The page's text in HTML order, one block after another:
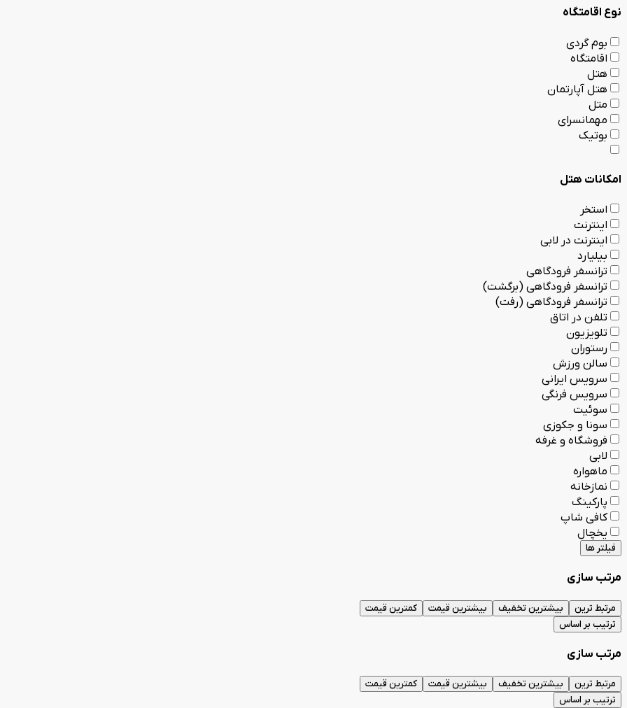
نوع اقامتگاه
بوم گردی
اقامتگاه
هتل
هتل آپارتمان
متل
مهمانسرای
بوتیک
امکانات هتل
استخر
اینترنت
اینترنت در لابی
بیلیارد
ترانسفر فرودگاهی
ترانسفر فرودگاهی (برگشت)
ترانسفر فرودگاهی (رفت)
تلفن در اتاق
تلویزیون
رستوران
سالن ورزش
سرویس ایرانی
سرویس فرنگی
سوئیت
سونا و جکوزی
فروشگاه و غرفه
لابی
ماهواره
نمازخانه
پارکینگ
کافی شاپ
یخچال
فیلتر ها
مرتب سازی
مرتبط ترین بیشترین تخفیف بیشترین قیمت
کمترین قیمت
ترتیب بر اساس
مرتب سازی
مرتبط ترین بیشترین تخفیف بیشترین قیمت
کمترین قیمت
ترتیب بر اساس